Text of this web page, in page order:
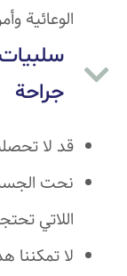
الوعائية
جراحة
قد لا
نحت
اللاتي
لا تمكننا